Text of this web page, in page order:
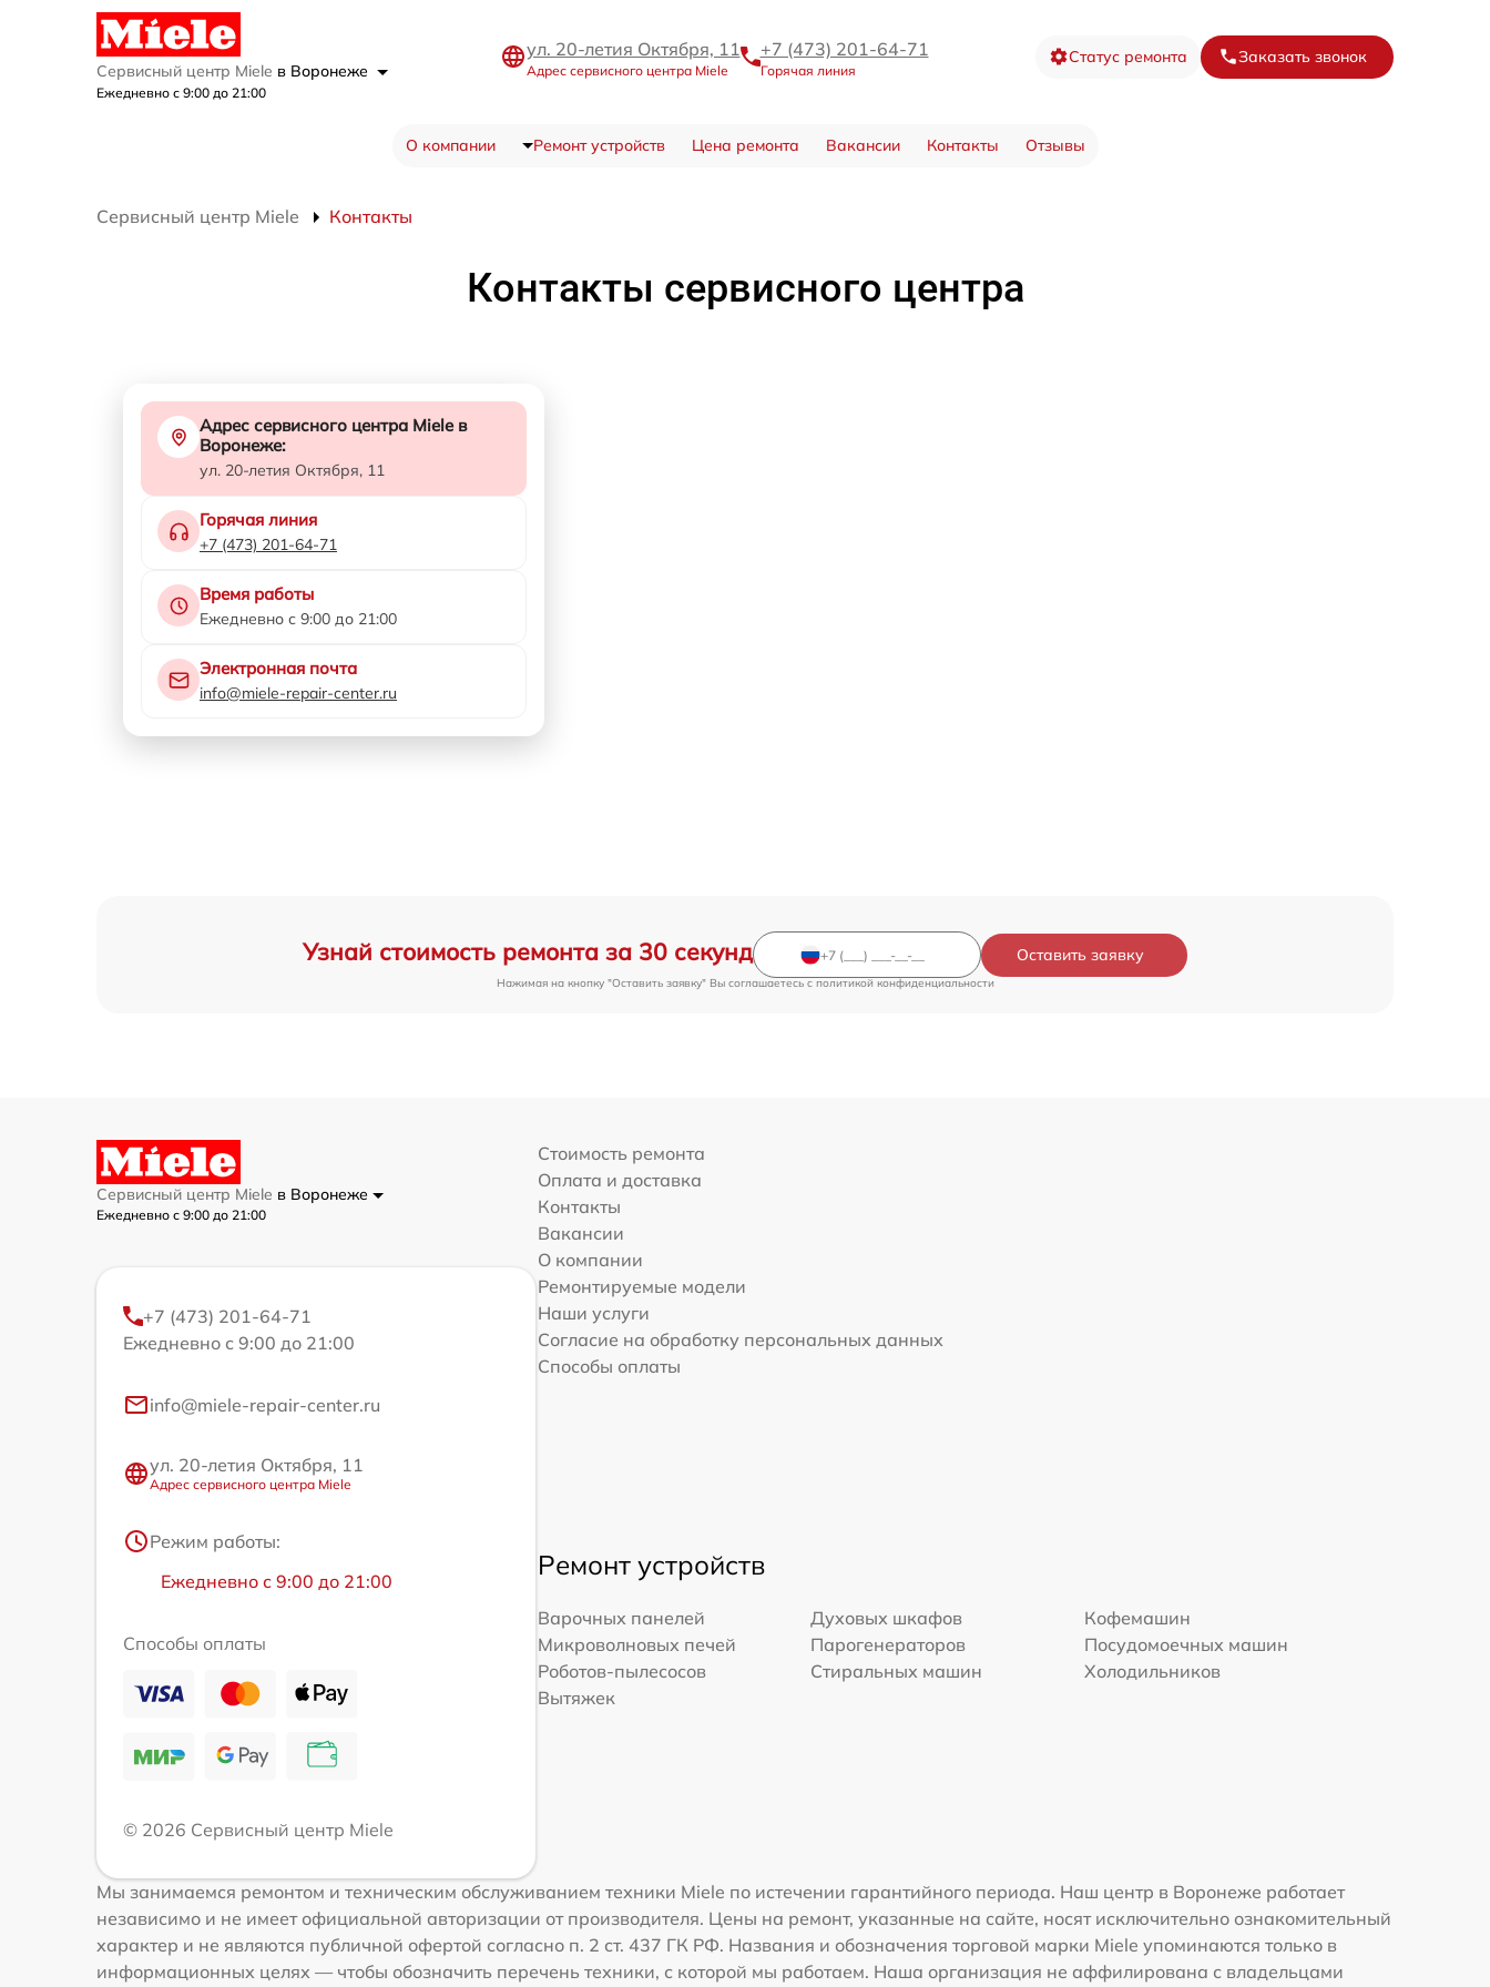
Сервисный центр Miele в Воронеже
Ежедневно с 9:00 до 21:00
ул. 20-летия Октября, 11
Адрес сервисного центра Miele
+7 (473) 201-64-71
Горячая линия
Статус ремонта Заказать звонок
О компании Ремонт устройств Цена ремонта Вакансии Контакты Отзывы
Сервисный центр Miele Контакты
Контакты сервисного центра
Адрес сервисного центра Miele в
Воронеже:
ул. 20-летия Октября, 11
Горячая линия
+7 (473) 201-64-71
Время работы
Ежедневно с 9:00 до 21:00
Электронная почта
info@miele-repair-center.ru
Узнай стоимость ремонта за 30 секунд Оставить заявку
Нажимая на кнопку "Оставить заявку" Вы соглашаетесь cполитикой конфиденциальности
Сервисный центр Miele в Воронеже
Ежедневно с 9:00 до 21:00
+7 (473) 201-64-71
Ежедневно с 9:00 до 21:00
info@miele-repair-center.ru
ул. 20-летия Октября, 11
Адрес сервисного центра Miele
Режим работы:
Ежедневно с 9:00 до 21:00
Способы оплаты
© 2026 Сервисный центр Miele
Стоимость ремонта
Оплата и доставка
Контакты
Вакансии
О компании
Ремонтируемые модели
Наши услуги
Согласие на обработку персональных данных
Способы оплаты
Ремонт устройств
Варочных панелей Духовых шкафов
Кофемашин
Микроволновых печей
Парогенераторов
Посудомоечных машин
Роботов-пылесосов
Стиральных машин
Холодильников
Вытяжек
Мы занимаемся ремонтом и техническим обслуживанием техники Miele по истечении гарантийного периода. Наш центр в Воронеже работает
независимо и не имеет официальной авторизации от производителя. Цены на ремонт, указанные на сайте, носят исключительно ознакомительный
характер и не являются публичной офертой согласно п. 2 ст. 437 ГК РФ. Названия и обозначения торговой марки Miele упоминаются только в
информационных целях — чтобы обозначить перечень техники, с которой мы работаем. Наша организация не аффилирована с владельцами